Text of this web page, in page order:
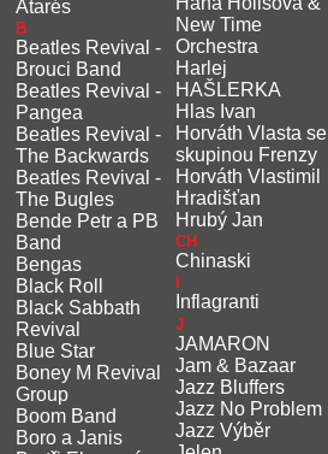
Atarés
B
Beatles Revival -
Brouci Band
Beatles Revival -
Pangea
Beatles Revival -
The Backwards
Beatles Revival -
The Bugles
Bende Petr a PB
Band
Bengas
Black Roll
Black Sabbath
Revival
Blue Star
Boney M Revival
Group
Boom Band
Boro a Janis
New Time
Orchestra
Harlej
HAŠLERKA
Hlas Ivan
Horváth Vlasta se
skupinou Frenzy
Horváth Vlastimil
Hradišťan
Hrubý Jan
CH
Chinaski
Inflagranti
J
JAMARON
Jam & Bazaar
Jazz Bluffers
Jazz No Problem
Jazz Výběr